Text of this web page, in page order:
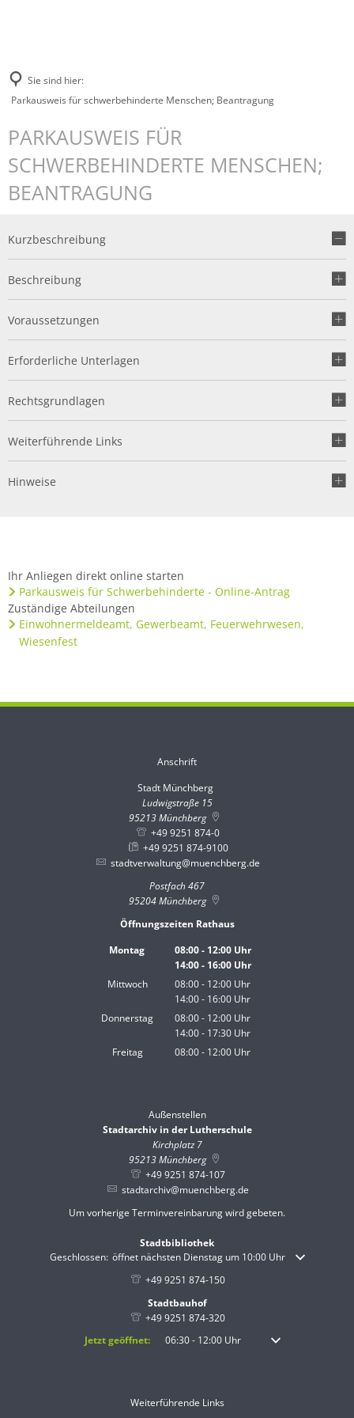
Sie sind hier:
Parkausweis für schwerbehinderte Menschen; Beantragung
PARKAUSWEIS FÜR
SCHWERBEHINDERTE MENSCHEN;
BEANTRAGUNG
Kurzbeschreibung
Beschreibung
Voraussetzungen
Erforderliche Unterlagen
Rechtsgrundlagen
Weiterführende Links
Hinweise
Ihr Anliegen direkt online starten
Parkausweis für Schwerbehinderte - Online-Antrag
Zuständige Abteilungen
Einwohnermeldeamt, Gewerbeamt, Feuerwehrwesen,
Wiesenfest
Anschrift
Stadt Münchberg
Ludwigstraße 15
95213Münchberg
+49 9251 874-0
+49 9251 874-9100
stadtverwaltung@muenchberg.de
Postfach 467
95204Münchberg
Öffnungszeiten Rathaus
Montag
08:00- 12:00Uhr
Von 08:00 bis 12:00 Uhr
14:00- 16:00Uhr
Von 14:00 bis 16:00 Uhr
Mittwoch 08:00- 12:00 Uhr
Von 08:00 bis 12:00 Uhr
14:00- 16:00 Uhr
Von 14:00 bis 16:00 Uhr
Donnerstag 08:00- 12:00 Uhr
Von 08:00 bis 12:00 Uhr
14:00- 17:30 Uhr
Von 14:00 bis 17:30 Uhr
Freitag 08:00- 12:00 Uhr
Außenstellen
Stadtarchiv in der Lutherschule
Kirchplatz 7
95213Münchberg
+49 9251 874-107
stadtarchiv@muenchberg.de
Um vorherige Terminvereinbarung wird gebeten.
Stadtbibliothek
Klicken, um weitere Öffnungs- oder Schließzeiten auszublenden
Geschlossen: öffnet nächsten Dienstag um 10:00 Uhr
+49 9251 874-150
Stadtbauhof
+49 9251 874-320
Klicken, um weitere Öffnungs- oder Schließzeiten auszublenden
Jetzt geöffnet: 06:30- 12:00Uhr Von 06:30 bis 12:00
Weiterführende Links